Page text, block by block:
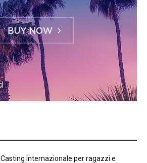
Casting internazionale per ragazzi e